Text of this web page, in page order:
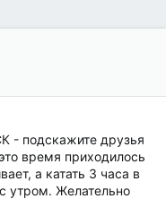
- подскажите друзья
время приходилось
а катать 3 часа в
утром. Желательно